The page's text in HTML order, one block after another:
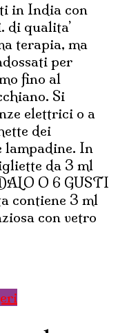
in India con
di qualita’
terapia, ma
per
fino al
Si
elettrici o a
dei
lampadine. In
da 3 ml
O 6 GUSTI
contiene 3 ml
con vetro